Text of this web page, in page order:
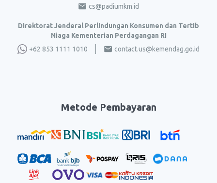
cs@padiumkm.id
Direktorat Jenderal Perlindungan Konsumen dan Tertib
Niaga Kementerian Perdagangan RI
+62 853 1111 1010
contact.us@kemendag.go.id
Metode Pembayaran